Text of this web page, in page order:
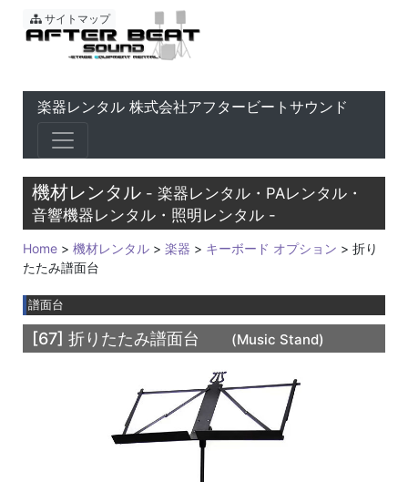
東京 音響会社・PA・楽器レ
サイトマップ
楽器レンタル 株式会社アフタービートサウンド
機材レンタル - 楽器レンタル・PAレンタル・
音響機器レンタル・照明レンタル -
Home > 機材レンタル > 楽器 > キーボード オプション > 折り
たたみ譜面台
譜面台
[67] 折りたたみ譜面台 (Music Stand)